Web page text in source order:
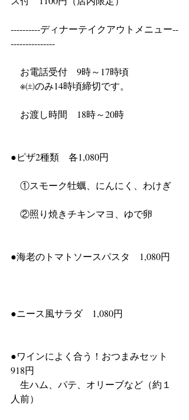
----------ディナーテイクアウトメニュー--
---------------
お電話受付　9時～17時頃
お渡し時間　18時～20時
●ピザ2種類　各1,080円
①スモーク牡蠣、にんにく、わけぎ
②照り焼きチキンマヨ、ゆで卵
●海老のトマトソースパスタ　1,080円
●ニース風サラダ　1,080円
●ワインによく合う！おつまみセット
生ハム、パテ、オリーブなど（約１